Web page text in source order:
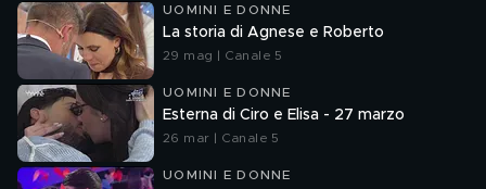
UOMINI E DONNE
La storia di Agnese e Roberto
29 mag | Canale 5
UOMINI E DONNE
Esterna di Ciro e Elisa - 27 marzo
26 mar | Canale 5
UOMINI E DONNE